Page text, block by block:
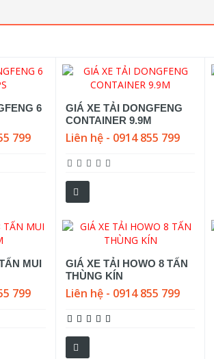
6
799
GIÁ XE TẢI DONGFENG
CONTAINER 9.9M
Liên hệ - 0914 855 799
MUI
799
GIÁ XE TẢI HOWO 8 TẤN
THÙNG KÍN
Liên hệ - 0914 855 799